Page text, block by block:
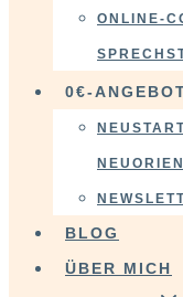
ONLINE-
0€-
BLOG
ÜBER MICH